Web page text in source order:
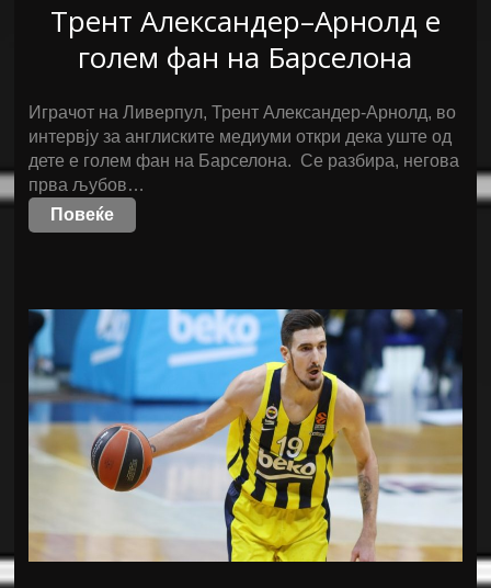
Трент Александер–Арнолд е
голем фан на Барселона
Играчот на Ливерпул, Трент Александер-Арнолд, во
интервју за англиските медиуми откри дека уште од
дете е голем фан на Барселона. Се разбира, негова
прва љубов…
Повеќе